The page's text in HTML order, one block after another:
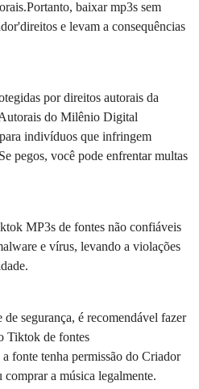
baixar mp3s sem
e levam a consequências
por direitos autorais da
do Milênio Digital
indivíduos que infringem
pegos, você pode enfrentar multas
MP3s de fontes não confiáveis
e vírus, levando a violações
de segurança, é recomendável fazer
Tiktok de fontes
fonte tenha permissão do Criador
a música legalmente.